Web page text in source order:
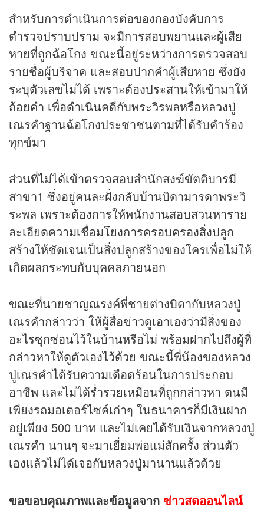
สำหรับการดำเนินการต่อของกองบังคับการ
ตำรวจปราบปราม จะมีการสอบพยานและผู้เสีย
หายที่ถูกฉ้อโกง ขณะนี้อยู่ระหว่างการตรวจสอบ
รายชื่อผู้บริจาค และสอบปากคำผู้เสียหาย ซึ่งยัง
ระบุตัวเลขไม่ได้ เพราะต้องประสานให้เข้ามาให้
ถ้อยคำ เพื่อดำเนินคดีกับพระวิรพลหรือหลวงปู่
เณรคำฐานฉ้อโกงประชาชนตามที่ได้รับคำร้อง
ทุกข์มา
ส่วนที่ไม่ได้เข้าตรวจสอบสำนักสงฆ์ขัตติบารมี
สาขา1 ซึ่งอยู่คนละฝั่งกลับบ้านบิดามารดาพระวิ
ระพล เพราะต้องการให้พนักงานสอบสวนหาราย
ละเอียดความเชื่อมโยงการครอบครองสิ่งปลูก
สร้างให้ชัดเจนเป็นสิ่งปลูกสร้างของใครเพื่อไม่ให้
เกิดผลกระทบกับบุคคลภายนอก
ขณะที่นายชาญณรงค์พี่ชายต่างบิดากับหลวงปู่
เณรคำกล่าวว่า ให้ผู้สื่อข่าวดูเอาเองว่ามีสิ่งของ
อะไรซุกซ่อนไว้ในบ้านหรือไม่ พร้อมฝากไปถึงผู้ที่
กล่าวหาให้ดูตัวเองไว้ด้วย ขณะนี้พี่น้องของหลวง
ปู่เณรคำได้รับความเดือดร้อนในการประกอบ
อาชีพ และไม่ได้ร่ำรวยเหมือนที่ถูกกล่าวหา ตนมี
เพียงรถมอเตอร์ไซค์เก่าๆ ในธนาคารก็มีเงินฝาก
อยู่เพียง 500 บาท และไม่เคยได้รับเงินจากหลวงปู่
เณรคำ นานๆ จะมาเยี่ยมพ่อแม่สักครั้ง ส่วนตัว
เองแล้วไม่ได้เจอกับหลวงปู่มานานแล้วด้วย
ขอขอบคุณภาพและข้อมูลจาก ข่าวสดออนไลน์